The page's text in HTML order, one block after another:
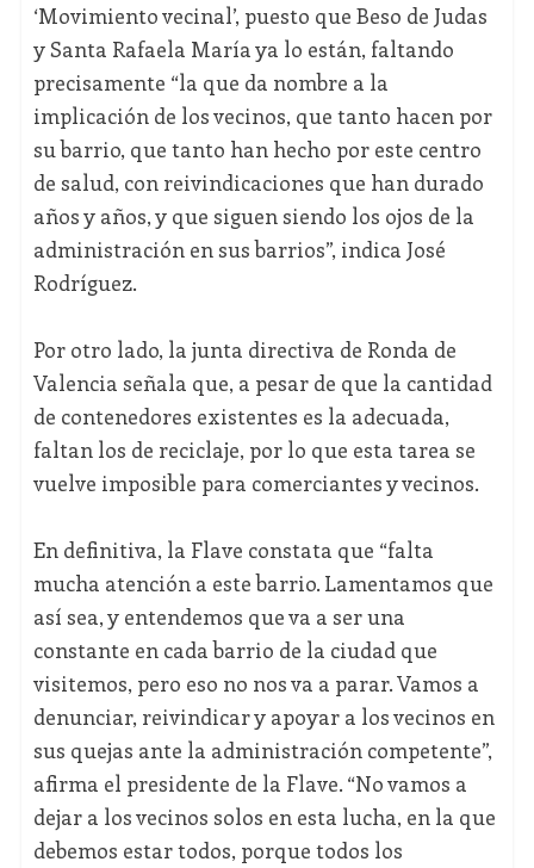
‘Movimiento vecinal’, puesto que Beso de Judas
y Santa Rafaela María ya lo están, faltando
precisamente “la que da nombre a la
implicación de los vecinos, que tanto hacen por
su barrio, que tanto han hecho por este centro
de salud, con reivindicaciones que han durado
años y años, y que siguen siendo los ojos de la
administración en sus barrios”, indica José
Rodríguez.
Por otro lado, la junta directiva de Ronda de
Valencia señala que, a pesar de que la cantidad
de contenedores existentes es la adecuada,
faltan los de reciclaje, por lo que esta tarea se
vuelve imposible para comerciantes y vecinos.
En definitiva, la Flave constata que “falta
mucha atención a este barrio. Lamentamos que
así sea, y entendemos que va a ser una
constante en cada barrio de la ciudad que
visitemos, pero eso no nos va a parar. Vamos a
denunciar, reivindicar y apoyar a los vecinos en
sus quejas ante la administración competente”,
afirma el presidente de la Flave. “No vamos a
dejar a los vecinos solos en esta lucha, en la que
debemos estar todos, porque todos los